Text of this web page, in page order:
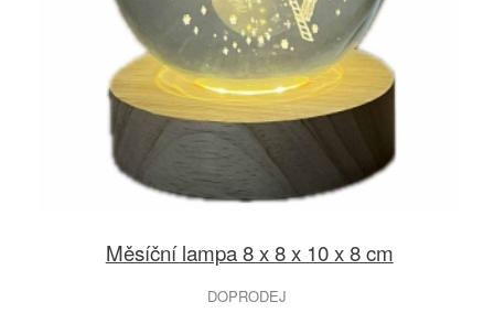
Měsíční lampa 8 x 8 x 10 x 8 cm
DOPRODEJ